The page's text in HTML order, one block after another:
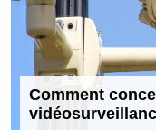
Comment